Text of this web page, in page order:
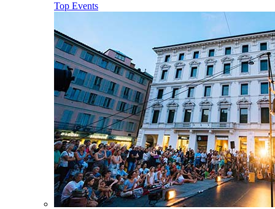
Top Events